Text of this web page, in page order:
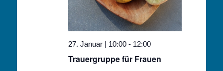
Trauergruppe für Frauen
27. Januar | 10:00 - 12:00